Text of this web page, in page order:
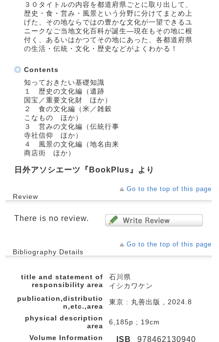
３０タイトルの内容を都道府県ごとに取り出して、
歴史・食・営み・風景という分野に分けてまとめ上
げた、その地ならではの豊かな文化が一望できるユ
ニークなご当地文化百科が誕生―現在もその地に根
付く、あるいはかつてその地にあった、各都道府県
の生活・伝統・文化・歴史などがよくわかる！
Contents
知っておきたい基礎知識
１ 歴史の文化編（遺跡
国宝／重要文化財 ほか）
２ 食の文化編（米／雑穀
こなもの ほか）
３ 営みの文化編（伝統行事
寺社信仰 ほか）
４ 風景の文化編（地名由来
商店街 ほか）
日外アソシエーツ『BookPlus』より
Go to the top of this page
Review
There is no review.
Go to the top of this page
Bibliography Details
title and statement of
responsibility area
石川県
イシカワケン
publication,distributio
n,etc.,area
東京 : 丸善出版 , 2024.8
physical description
area
6,185p ; 19cm
Volume Information
ISB 978462130940